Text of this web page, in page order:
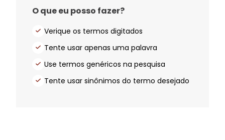
O que eu posso fazer?
Verique os termos digitados
Tente usar apenas uma palavra
Use termos genéricos na pesquisa
Tente usar sinônimos do termo desejado